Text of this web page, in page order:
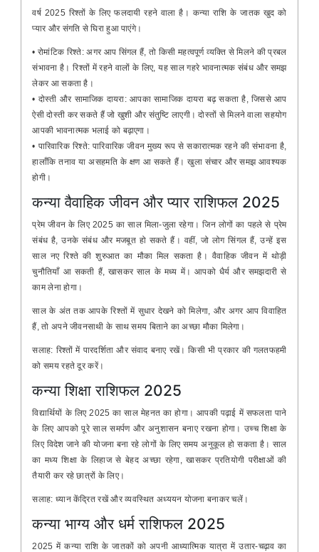
वर्ष 2025 रिश्तों के लिए फलदायी रहने वाला है। कन्या राशि के जातक खुद को
प्यार और संगति से घिरा हुआ पाएंगे।
• रोमांटिक रिश्ते: अगर आप सिंगल हैं, तो किसी महत्वपूर्ण व्यक्ति से मिलने की प्रबल
संभावना है। रिश्तों में रहने वालों के लिए, यह साल गहरे भावनात्मक संबंध और समझ
लेकर आ सकता है।
• दोस्ती और सामाजिक दायरा: आपका सामाजिक दायरा बढ़ सकता है, जिससे आप
ऐसी दोस्ती कर सकते हैं जो खुशी और संतुष्टि लाएगी। दोस्तों से मिलने वाला सहयोग
आपकी भावनात्मक भलाई को बढ़ाएगा।
• पारिवारिक रिश्ते: पारिवारिक जीवन मुख्य रूप से सकारात्मक रहने की संभावना है,
हालाँकि तनाव या असहमति के क्षण आ सकते हैं। खुला संचार और समझ आवश्यक
होगी।
कन्या वैवाहिक जीवन और प्यार राशिफल 2025
प्रेम जीवन के लिए 2025 का साल मिला-जुला रहेगा। जिन लोगों का पहले से प्रेम
संबंध है, उनके संबंध और मजबूत हो सकते हैं। वहीं, जो लोग सिंगल हैं, उन्हें इस
साल नए रिश्ते की शुरुआत का मौका मिल सकता है। वैवाहिक जीवन में थोड़ी
चुनौतियाँ आ सकती हैं, खासकर साल के मध्य में। आपको धैर्य और समझदारी से
काम लेना होगा।
साल के अंत तक आपके रिश्तों में सुधार देखने को मिलेगा, और अगर आप विवाहित
हैं, तो अपने जीवनसाथी के साथ समय बिताने का अच्छा मौका मिलेगा।
सलाह: रिश्तों में पारदर्शिता और संवाद बनाए रखें। किसी भी प्रकार की गलतफहमी
को समय रहते दूर करें।
कन्या शिक्षा राशिफल 2025
विद्यार्थियों के लिए 2025 का साल मेहनत का होगा। आपकी पढ़ाई में सफलता पाने
के लिए आपको पूरे साल समर्पण और अनुशासन बनाए रखना होगा। उच्च शिक्षा के
लिए विदेश जाने की योजना बना रहे लोगों के लिए समय अनुकूल हो सकता है। साल
का मध्य शिक्षा के लिहाज से बेहद अच्छा रहेगा, खासकर प्रतियोगी परीक्षाओं की
तैयारी कर रहे छात्रों के लिए।
सलाह: ध्यान केंद्रित रखें और व्यवस्थित अध्ययन योजना बनाकर चलें।
कन्या भाग्य और धर्म राशिफल 2025
2025 में कन्या राशि के जातकों को अपनी आध्यात्मिक यात्रा में उतार-चढ़ाव का